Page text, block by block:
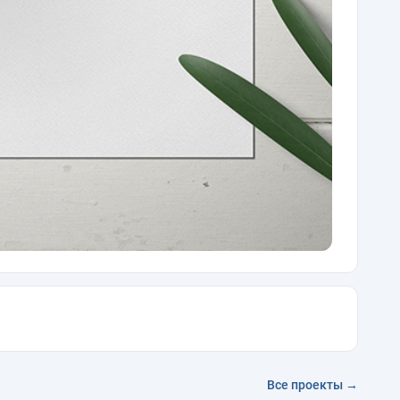
Все проекты →